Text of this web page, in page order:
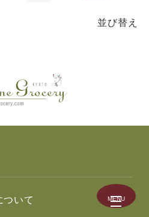
並び替え
ついて